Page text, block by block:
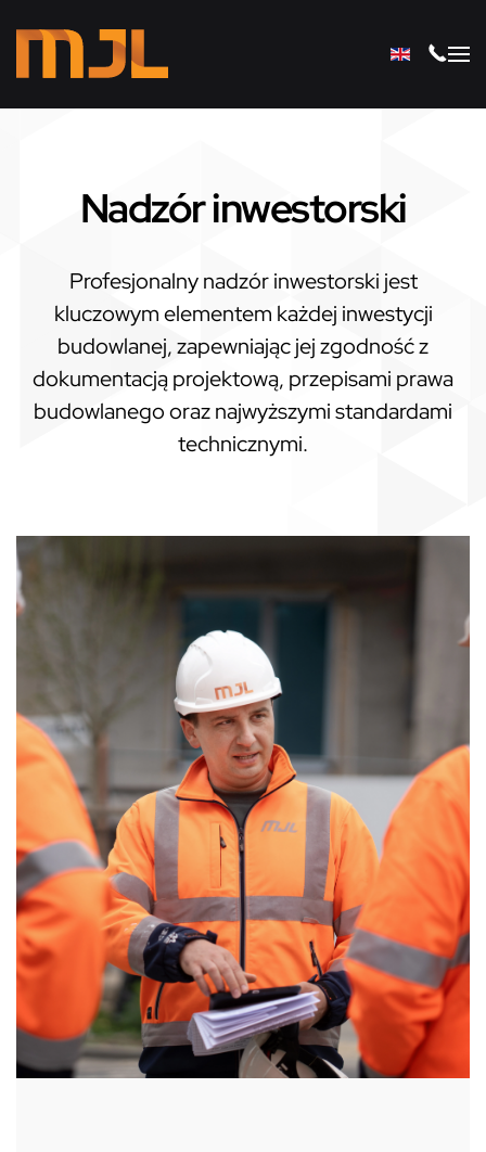
Przejdź do głównej treści
Nadzór inwestorski
Profesjonalny nadzór inwestorski jest
kluczowym elementem każdej inwestycji
budowlanej, zapewniając jej zgodność z
dokumentacją projektową, przepisami prawa
budowlanego oraz najwyższymi standardami
technicznymi.